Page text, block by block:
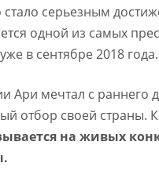
стало серьезным
одной из самых
в сентябре 2018 года.
Ари мечтал с раннего
отбор своей страны.
на живых